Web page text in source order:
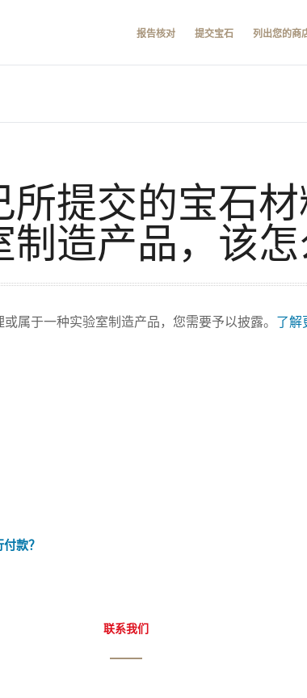
报告核对 提交宝石 列出您的商
所提交的宝石
造产品，该
属于一种实验室制造产品，您需要予以披露。 了解
款？
联系我们